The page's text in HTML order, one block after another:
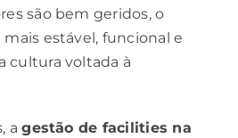
são bem geridos, o
estável, funcional e
cultura voltada à
agestão de facilities na